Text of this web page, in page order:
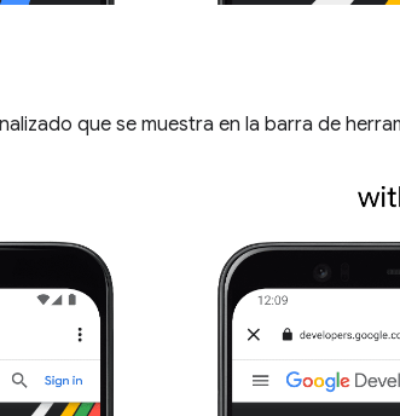
que se muestra en la barra de